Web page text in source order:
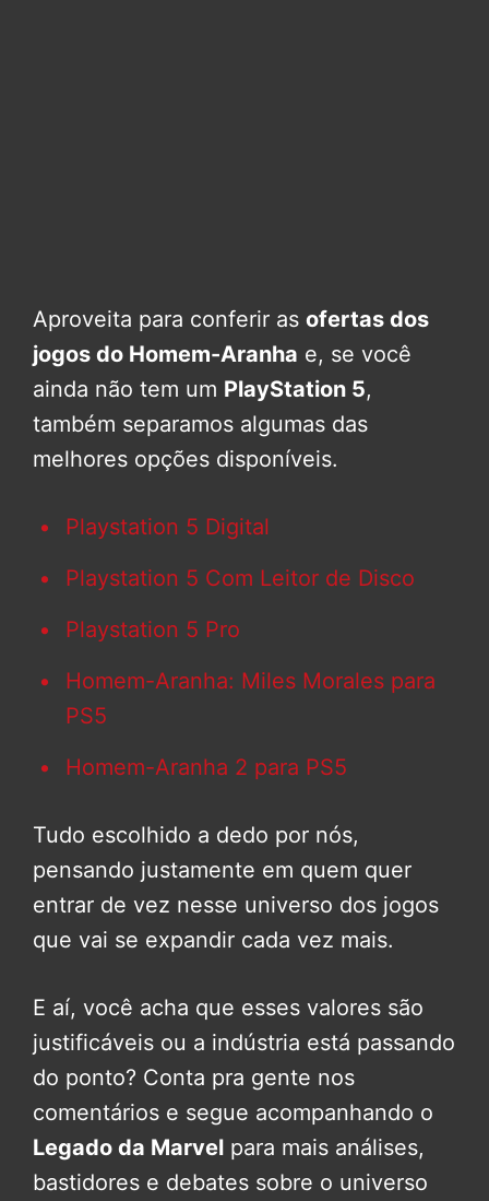
Aproveita para conferir as ofertas dos
jogos do Homem-Aranha e, se você
ainda não tem um PlayStation 5,
também separamos algumas das
melhores opções disponíveis.
Playstation 5 Digital
Playstation 5 Com Leitor de Disco
Playstation 5 Pro
Homem-Aranha: Miles Morales para
PS5
Homem-Aranha 2 para PS5
Tudo escolhido a dedo por nós,
pensando justamente em quem quer
entrar de vez nesse universo dos jogos
que vai se expandir cada vez mais.
E aí, você acha que esses valores são
justificáveis ou a indústria está passando
do ponto? Conta pra gente nos
comentários e segue acompanhando o
Legado da Marvel para mais análises,
bastidores e debates sobre o universo